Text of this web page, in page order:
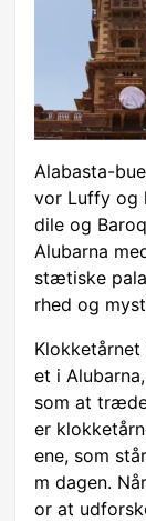
Alabasta-
vor Luffy og
dile og
Alubarna
stætiske
rhed og
et i
som at
er
ene, som
m dagen.
or at